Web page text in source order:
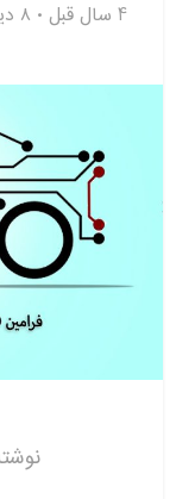
4 سال قبل ۸ دیدگاه